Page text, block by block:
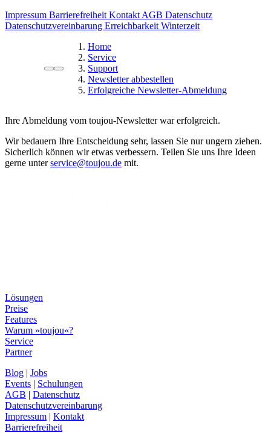
Impressum Barrierefreiheit Kontakt AGB Datenschutz
Datenschutzvereinbarung Erreichbarkeit Winterzeit
Home
Service
Support
Newsletter abbestellen
Erfolgreiche Newsletter-Abmeldung
Ihre Abmeldung vom toujou-Newsletter war erfolgreich.
Wir bedauern Ihre Entscheidung sehr, lassen Sie nur ungern ziehen.
Sicherlich können wir etwas verbessern. Teilen Sie uns Ihre Ideen
gerne unterservice@toujou.de mit.
Lösungen
Preise
Features
Warum »toujou«?
Service
Partner
Blog | Jobs
Events | Schulungen
AGB | Datenschutz
Datenschutzvereinbarung
Impressum | Kontakt
Barrierefreiheit